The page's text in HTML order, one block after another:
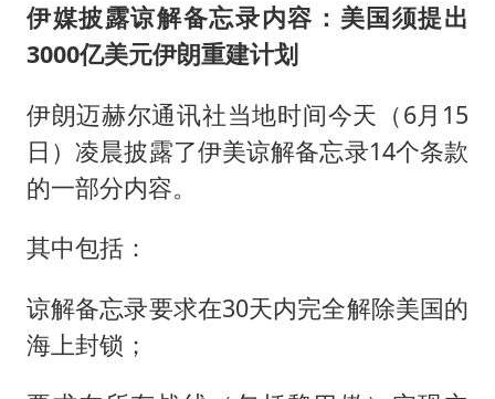
伊媒披露谅解备忘录内容： 美国须提出
3000亿美元伊朗重建计划
伊朗迈赫尔通讯社当地时间今天（6月15
日）凌晨披露了伊美谅解备忘录14个条款
的一部分内容。
其中包括：
谅解备忘录要求在30天内完全解除美国的
海上封锁；